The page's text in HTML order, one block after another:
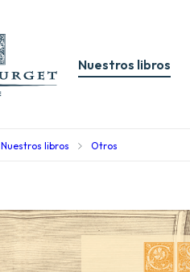
Nuestros libros
Nuestros libros Otros